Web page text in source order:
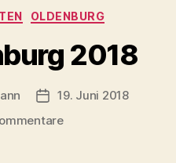
beim
Berliner
CSD
1997“
Kategorien
OLDENBURG
2018
Beitragsdatum
19. Juni 2018
zu